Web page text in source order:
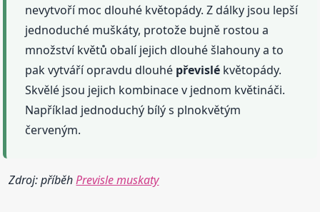
nevytvoří moc dlouhé květopády. Z dálky jsou lepší
jednoduché muškáty, protože bujně rostou a
množství květů obalí jejich dlouhé šlahouny a to
pak vytváří opravdu dlouhé převislé květopády.
Skvělé jsou jejich kombinace v jednom květináči.
Například jednoduchý bílý s plnokvětým
červeným.
Zdroj: příběhPrevisle muskaty